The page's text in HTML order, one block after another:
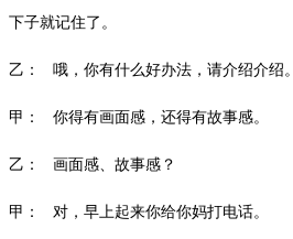
下子就记住了。
乙： 哦，你有什么好办法，请介绍介绍。
甲： 你得有画面感，还得有故事感。
乙： 画面感、故事感？
甲： 对，早上起来你给你妈打电话。